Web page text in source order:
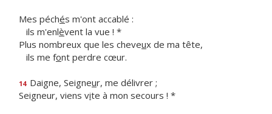
Mes péchés m'ont accablé :
ils m'enlèvent la vue ! *
Plus nombreux que les cheveux de ma tête,
ils me font perdre cœur.
14 Daigne, Seigneur, me délivrer ;
Seigneur, viens vite à mon secours ! *